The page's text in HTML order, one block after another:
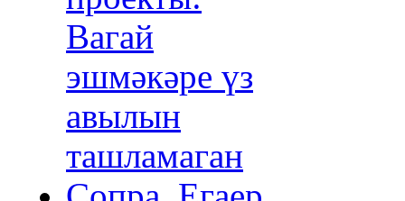
Вагай
эшмәкәре үз
авылын
ташламаган